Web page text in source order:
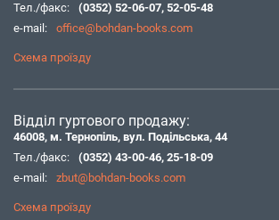
Тел./факс:
(0352) 52-06-07, 52-05-48
e-mail:
office@bohdan-books.com
Схема проїзду
Відділ гуртового продажу:
46008, м. Тернопіль, вул. Подільська, 44
Тел./факс:
(0352) 43-00-46, 25-18-09
e-mail:
zbut@bohdan-books.com
Схема проїзду